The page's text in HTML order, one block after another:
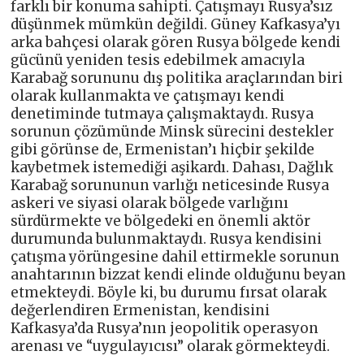
farklı bir konuma sahipti. Çatışmayı Rusya’sız
düşünmek mümkün değildi. Güney Kafkasya’yı
arka bahçesi olarak gören Rusya bölgede kendi
gücünü yeniden tesis edebilmek amacıyla
Karabağ sorununu dış politika araçlarından biri
olarak kullanmakta ve çatışmayı kendi
denetiminde tutmaya çalışmaktaydı. Rusya
sorunun çözümünde Minsk sürecini destekler
gibi görünse de, Ermenistan’ı hiçbir şekilde
kaybetmek istemediği aşikardı. Dahası, Dağlık
Karabağ sorununun varlığı neticesinde Rusya
askeri ve siyasi olarak bölgede varlığını
sürdürmekte ve bölgedeki en önemli aktör
durumunda bulunmaktaydı. Rusya kendisini
çatışma yörüngesine dahil ettirmekle sorunun
anahtarının bizzat kendi elinde olduğunu beyan
etmekteydi. Böyle ki, bu durumu fırsat olarak
değerlendiren Ermenistan, kendisini
Kafkasya’da Rusya’nın jeopolitik operasyon
arenası ve “uygulayıcısı” olarak görmekteydi.